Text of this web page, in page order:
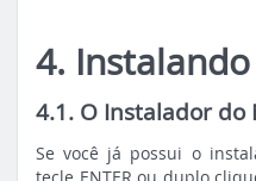
4.
4.1. O Instalador do
Se você já possui o